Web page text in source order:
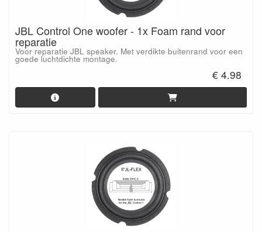
JBL Control One woofer - 1x Foam rand voor
reparatie
Voor reparatie JBL speaker. Met verdikte buitenrand voor een
goede luchtdichte montage.
€ 4.98